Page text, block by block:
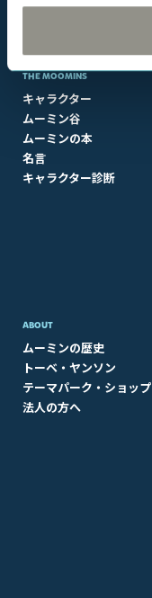
THE MOOMINS
キャラクター
ムーミン谷
ムーミンの本
名言
キャラクター診断
ABOUT​
ムーミンの歴史
トーベ・ヤンソン
テーマパーク・ショップ
法人の方へ